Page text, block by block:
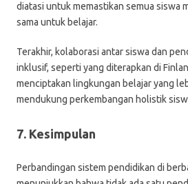
diatasi untuk memastikan semua siswa
sama untuk belajar.
Terakhir, kolaborasi antar siswa dan
inklusif, seperti yang diterapkan di
menciptakan lingkungan belajar yang
mendukung perkembangan holistik
7. Kesimpulan
Perbandingan sistem pendidikan di